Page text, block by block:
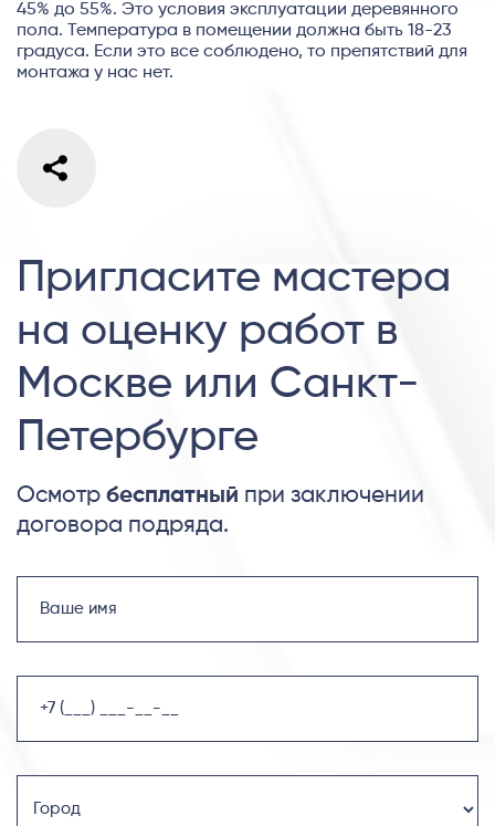
45% до 55%. Это условия эксплуатации деревянного
пола. Температура в помещении должна быть 18-23
градуса. Если это все соблюдено, то препятствий для
монтажа у нас нет.
Пригласите мастера
на оценку работ в
Москве или Санкт-
Петербурге
Осмотр бесплатный при заключении
договора подряда.